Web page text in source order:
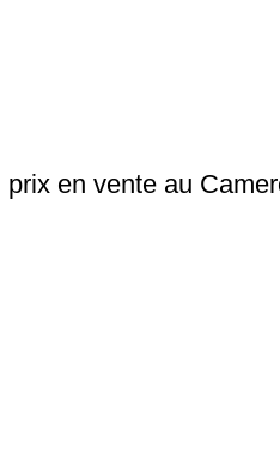
en vente au